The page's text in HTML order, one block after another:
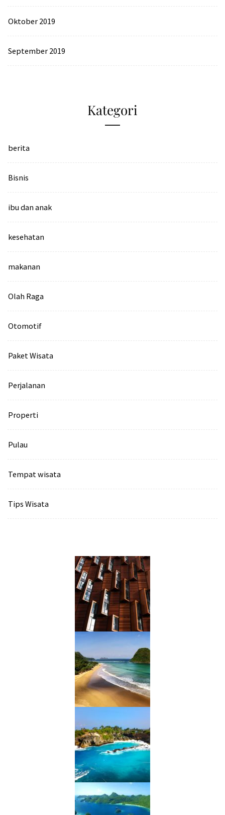
Oktober 2019
September 2019
Kategori
berita
Bisnis
ibu dan anak
kesehatan
makanan
Olah Raga
Otomotif
Paket Wisata
Perjalanan
Properti
Pulau
Tempat wisata‎
Tips Wisata